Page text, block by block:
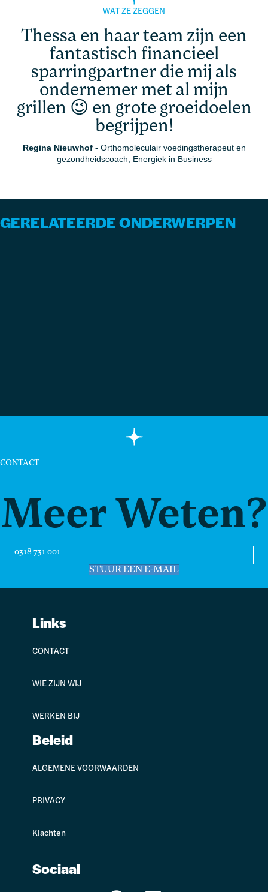
WAT ZE ZEGGEN
Thessa en haar team zijn een
fantastisch financieel
sparringpartner die mij als
ondernemer met al mijn
grillen 😉 en grote groeidoelen
begrijpen!
Regina Nieuwhof - Orthomoleculair voedingstherapeut en
gezondheidscoach, Energiek in Business
GERELATEERDE ONDERWERPEN
CONTACT
Meer Weten?
0318 731 001
STUUR EEN E-MAIL
Links
CONTACT
WIE ZIJN WIJ
WERKEN BIJ
Beleid
ALGEMENE VOORWAARDEN
PRIVACY
Klachten
Sociaal